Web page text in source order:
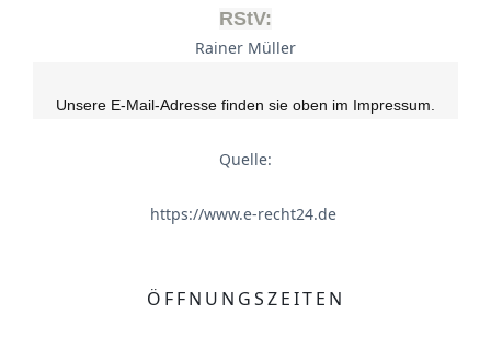
RStV:
Rainer Müller
Unsere E-Mail-Adresse finden sie oben im Impressum.
Quelle:
https://www.e-recht24.de
ÖFFNUNGSZEITEN